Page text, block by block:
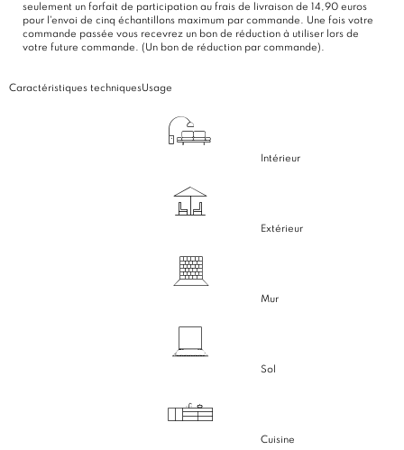
seulement un forfait de participation au frais de livraison de 14,90 euros
pour l'envoi de cinq échantillons maximum par commande. Une fois votre
commande passée vous recevrez un bon de réduction à utiliser lors de
votre future commande. (Un bon de réduction par commande).
Caractéristiques techniquesUsage
Intérieur
Extérieur
Mur
Sol
Cuisine